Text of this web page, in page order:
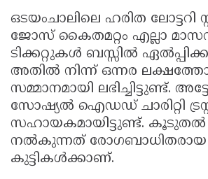
ഒടയംചാലിലെ ഹരിത ലോട്ടറി
ജോസ് കൈതമറ്റം എല്ലാ
ടിക്കറ്റുകൾ ബസ്സിൽ
അതിൽ നിന്ന് ഒന്നര
സമ്മാനമായി ലഭിച്ചിട്ടുണ്ട്.
സോഷ്യൽ ഐഡഡ് ചാരിറ്റി
സഹായകമായിട്ടുണ്ട്.
നൽകുന്നത് രോഗബാധിതരായ
കുട്ടികൾക്കാണ്.